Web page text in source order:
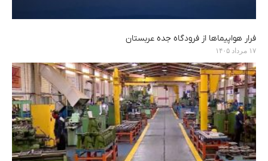
فرار هواپیماها از فرودگاه جده عربستان
۱۷ مرداد ۱۴۰۵